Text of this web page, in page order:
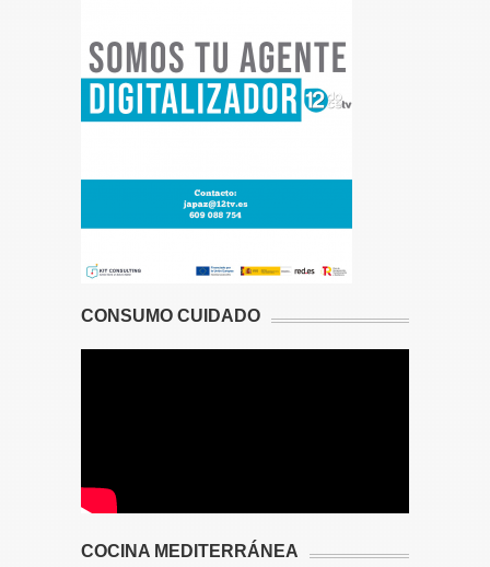
CONSUMO CUIDADO
COCINA MEDITERRÁNEA